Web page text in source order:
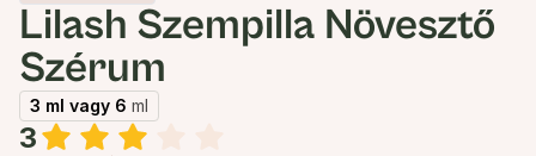
Lilash Szempilla Növesztő
Szérum
3 ml vagy 6 ml
3